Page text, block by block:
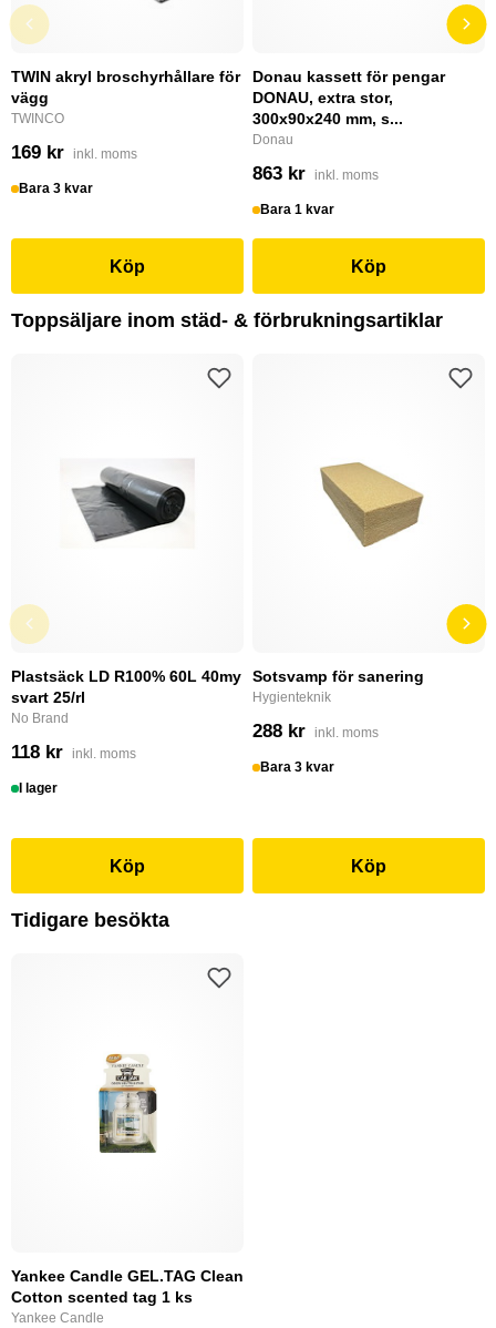
TWIN akryl broschyrhållare för
vägg
TWINCO
169 kr inkl. moms
Bara 3 kvar
Köp
Donau kassett för pengar
DONAU, extra stor,
300x90x240 mm, s...
Donau
863 kr inkl. moms
Bara 1 kvar
Köp
Toppsäljare inom städ- & förbrukningsartiklar
Plastsäck LD R100% 60L 40my
svart 25/rl
No Brand
118 kr inkl. moms
I lager
Köp
Sotsvamp för sanering
Hygienteknik
288 kr inkl. moms
Bara 3 kvar
Köp
Tidigare besökta
Yankee Candle GEL.TAG Clean
Cotton scented tag 1 ks
Yankee Candle